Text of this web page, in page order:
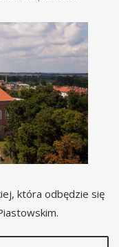
która odbędzie się